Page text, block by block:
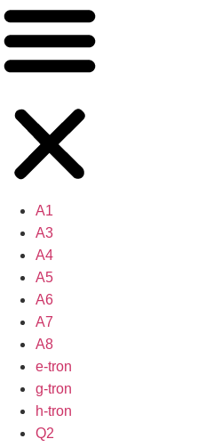
A1
A3
A4
A5
A6
A7
A8
e-tron
g-tron
h-tron
Q2